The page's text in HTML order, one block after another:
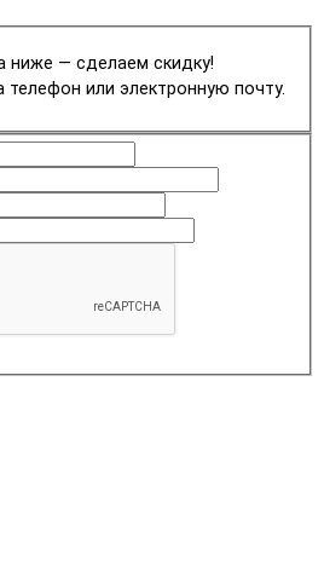
ниже — сделаем скидку!
или электронную почту.